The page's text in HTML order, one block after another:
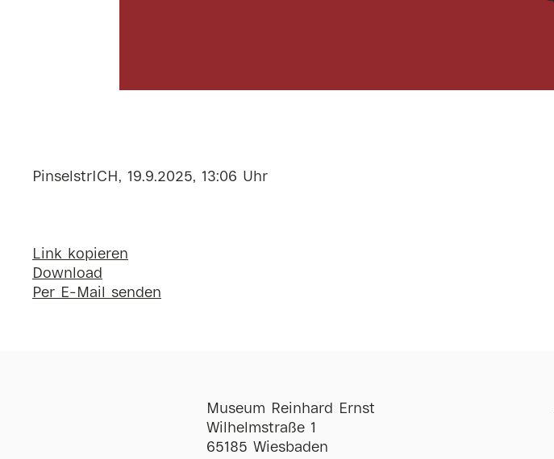
PinselstrICH, 19.9.2025, 13:06 Uhr
Link kopieren
Download
Per E-Mail senden
Museum Reinhard Ernst
Wilhelmstraße 1
65185 Wiesbaden